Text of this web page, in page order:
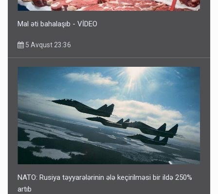
Mal əti bahalaşıb - VİDEO
5 Avqust 23:36
NATO: Rusiya təyyarələrinin ələ keçirilməsi bir ildə 250%
artıb